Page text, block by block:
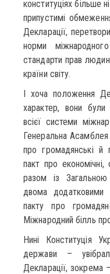
конституціях більше
припустимі
Декларації,
норми
стандарти прав
країни світу.
І хоча положення
характер, вони
всієї системи
Генеральна
про громадянські й
пакт про економічні,
разом із
двома додатковими
пакту про
Міжнародний білль
Нині Конституція
держави –
Декларації, зокрема